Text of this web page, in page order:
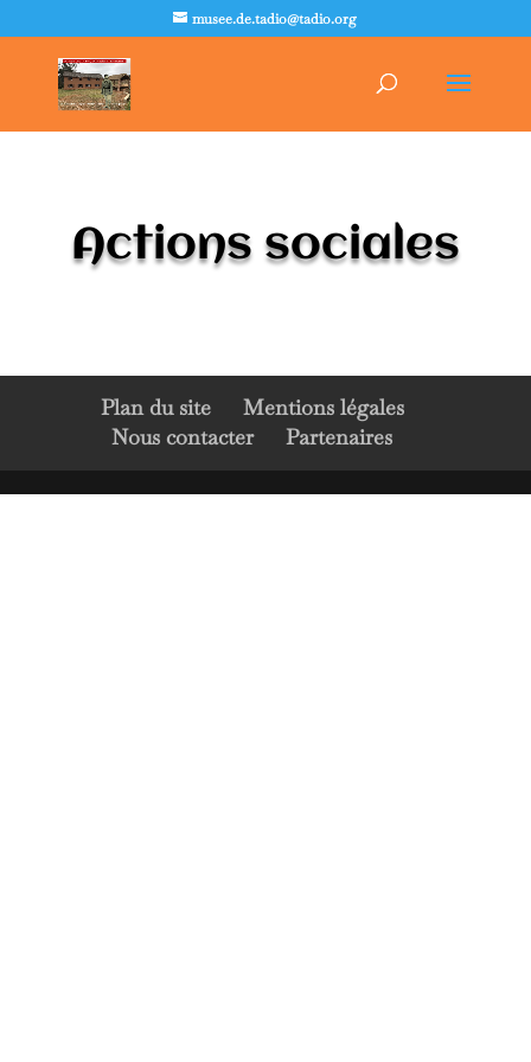
musee.de.tadio@tadio.org
Actions sociales
Plan du site
Mentions légales
Nous contacter
Partenaires